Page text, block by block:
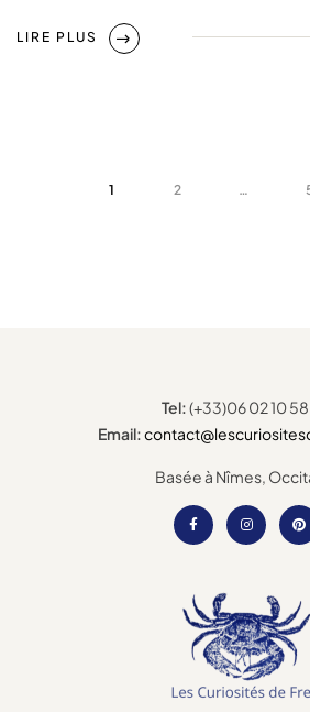
LIRE PLUS
1 2 …
Tel:(+33)06 02 10
Email:
Basée à Nîmes,